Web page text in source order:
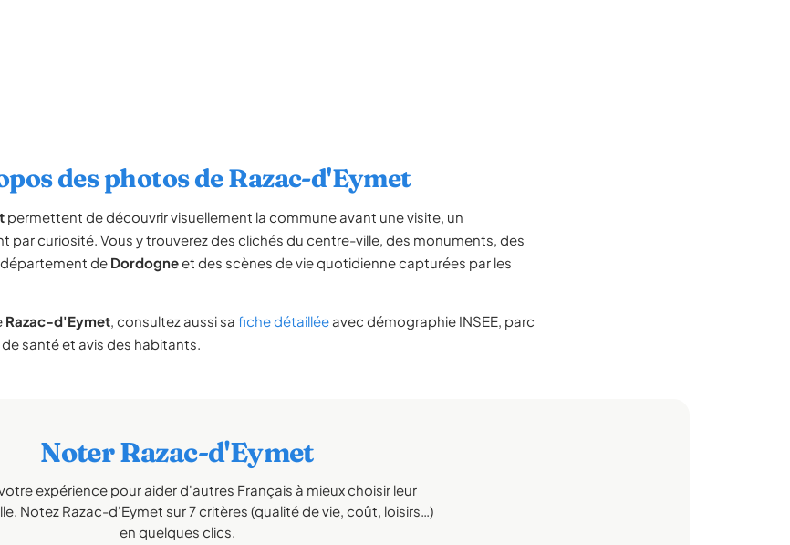
des photos de Razac-d'Eymet
permettent de découvrir visuellement la commune avant une visite, un
par curiosité. Vous y trouverez des clichés du centre-ville, des monuments, des
de Dordogneet des scènes de vie quotidienne capturées par les
Razac-d'Eymet, consultez aussi sa fiche détaillée avec démographie INSEE, parc
santé et avis des habitants.
Noter Razac-d'Eymet
expérience pour aider d'autres Français à mieux choisir leur
Notez Razac-d'Eymet sur 7 critères (qualité de vie, coût, loisirs…)
en quelques clics.